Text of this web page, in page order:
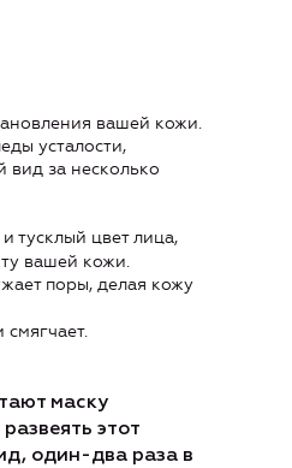
вашей кожи.
усталости,
вид за несколько
тусклый цвет лица,
вашей кожи.
поры, делая кожу
маску
этот
один-два раза в